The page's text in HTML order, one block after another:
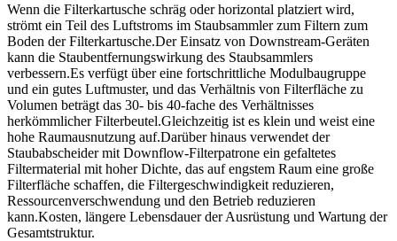
Wenn die Filterkartusche schräg oder horizontal platziert wird,
strömt ein Teil des Luftstroms im Staubsammler zum Filtern zum
Boden der Filterkartusche.Der Einsatz von Downstream-Geräten
kann die Staubentfernungswirkung des Staubsammlers
verbessern.Es verfügt über eine fortschrittliche Modulbaugruppe
und ein gutes Luftmuster, und das Verhältnis von Filterfläche zu
Volumen beträgt das 30- bis 40-fache des Verhältnisses
herkömmlicher Filterbeutel.Gleichzeitig ist es klein und weist eine
hohe Raumausnutzung auf.Darüber hinaus verwendet der
Staubabscheider mit Downflow-Filterpatrone ein gefaltetes
Filtermaterial mit hoher Dichte, das auf engstem Raum eine große
Filterfläche schaffen, die Filtergeschwindigkeit reduzieren,
Ressourcenverschwendung und den Betrieb reduzieren
kann.Kosten, längere Lebensdauer der Ausrüstung und Wartung der
Gesamtstruktur.